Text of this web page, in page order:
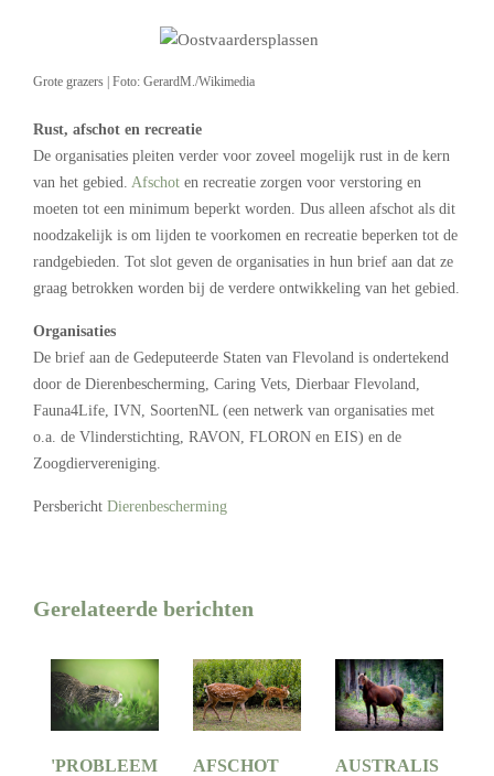
Grote grazers | Foto: GerardM./Wikimedia
Rust, afschot en recreatie
De organisaties pleiten verder voor zoveel mogelijk rust in de kern
van het gebied. Afschot en recreatie zorgen voor verstoring en
moeten tot een minimum beperkt worden. Dus alleen afschot als dit
noodzakelijk is om lijden te voorkomen en recreatie beperken tot de
randgebieden. Tot slot geven de organisaties in hun brief aan dat ze
graag betrokken worden bij de verdere ontwikkeling van het gebied.
Organisaties
De brief aan de Gedeputeerde Staten van Flevoland is ondertekend
door de Dierenbescherming, Caring Vets, Dierbaar Flevoland,
Fauna4Life, IVN, SoortenNL (een netwerk van organisaties met
o.a. de Vlinderstichting, RAVON, FLORON en EIS) en de
Zoogdiervereniging.
Persbericht Dierenbescherming
Gerelateerde berichten
'PROBLEEM
AFSCHOT
AUSTRALIS